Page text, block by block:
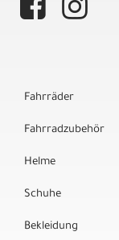
Fahrräder
Fahrradzubehör
Helme
Schuhe
Bekleidung